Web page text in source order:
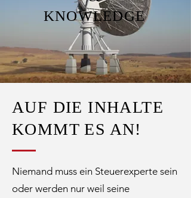
KNOWLEDGE
AUF DIE INHALTE
KOMMT ES AN!
Niemand muss ein Steuerexperte sein
oder werden nur weil seine